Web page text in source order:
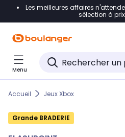
Accéder directement à la
Accéder directement au pied
Accéder directement au
Les meilleures affaires
sélection à
Menu
Accueil Jeux Xbox
Grande BRADERIE